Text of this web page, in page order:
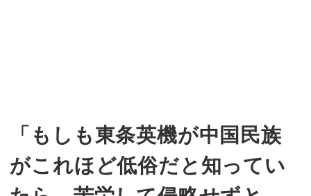
「もしも東条英機が中国民族
がこれほど低俗だと知ってい